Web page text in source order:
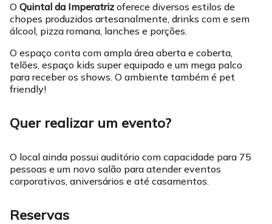
O Quintal da Imperatrizoferece diversos estilos de
chopes produzidos artesanalmente, drinks com e sem
álcool, pizza romana, lanches e porções.
O espaço conta com ampla área aberta e coberta,
telões, espaço kids super equipado e um mega palco
para receber os shows. O ambiente também é pet
friendly!
Quer realizar um evento?
O local ainda possui auditório com capacidade para 75
pessoas e um novo salão para atender eventos
corporativos, aniversários e até casamentos.
Reservas